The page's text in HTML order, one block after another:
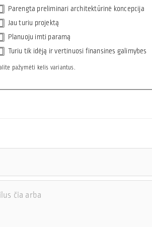
Parengta preliminari architektūrinė koncepcija
Jau turiu projektą
Planuoju imti paramą
Turiu tik idėją ir vertinuosi finansines galimybes
pažymėti kelis variantus.
čia arba